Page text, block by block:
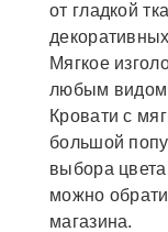
от гладкой
Мягкое
любым видом
Кровати с
большой
выбора цвета
можно
магазина.